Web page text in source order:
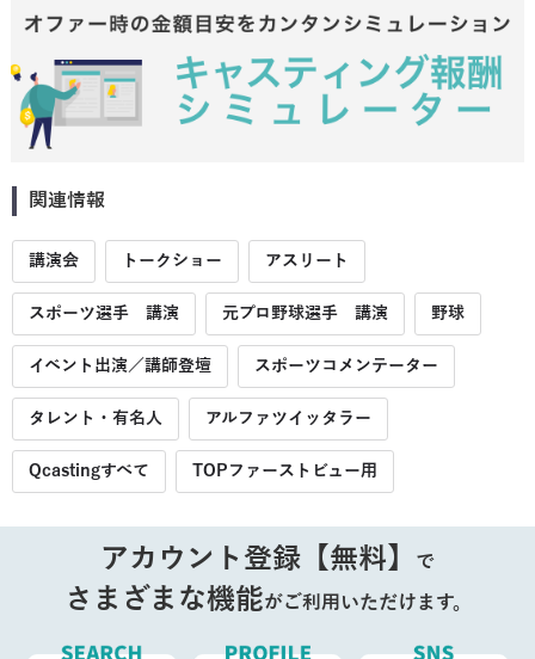
関連情報
講演会 トークショー アスリート
スポーツ選手 講演 元プロ野球選手 講演 野球
イベント出演／講師登壇 スポーツコメンテーター
タレント・有名人 アルファツイッタラー
Qcastingすべて TOPファーストビュー用
アカウント登録【無料】 で
さまざまな機能がご利用いただけます。